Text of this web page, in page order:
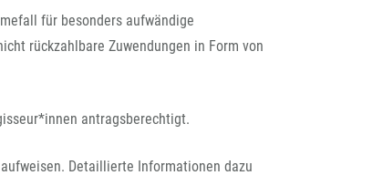
für besonders aufwändige
rückzahlbare Zuwendungen in Form von
antragsberechtigt.
Detaillierte Informationen dazu